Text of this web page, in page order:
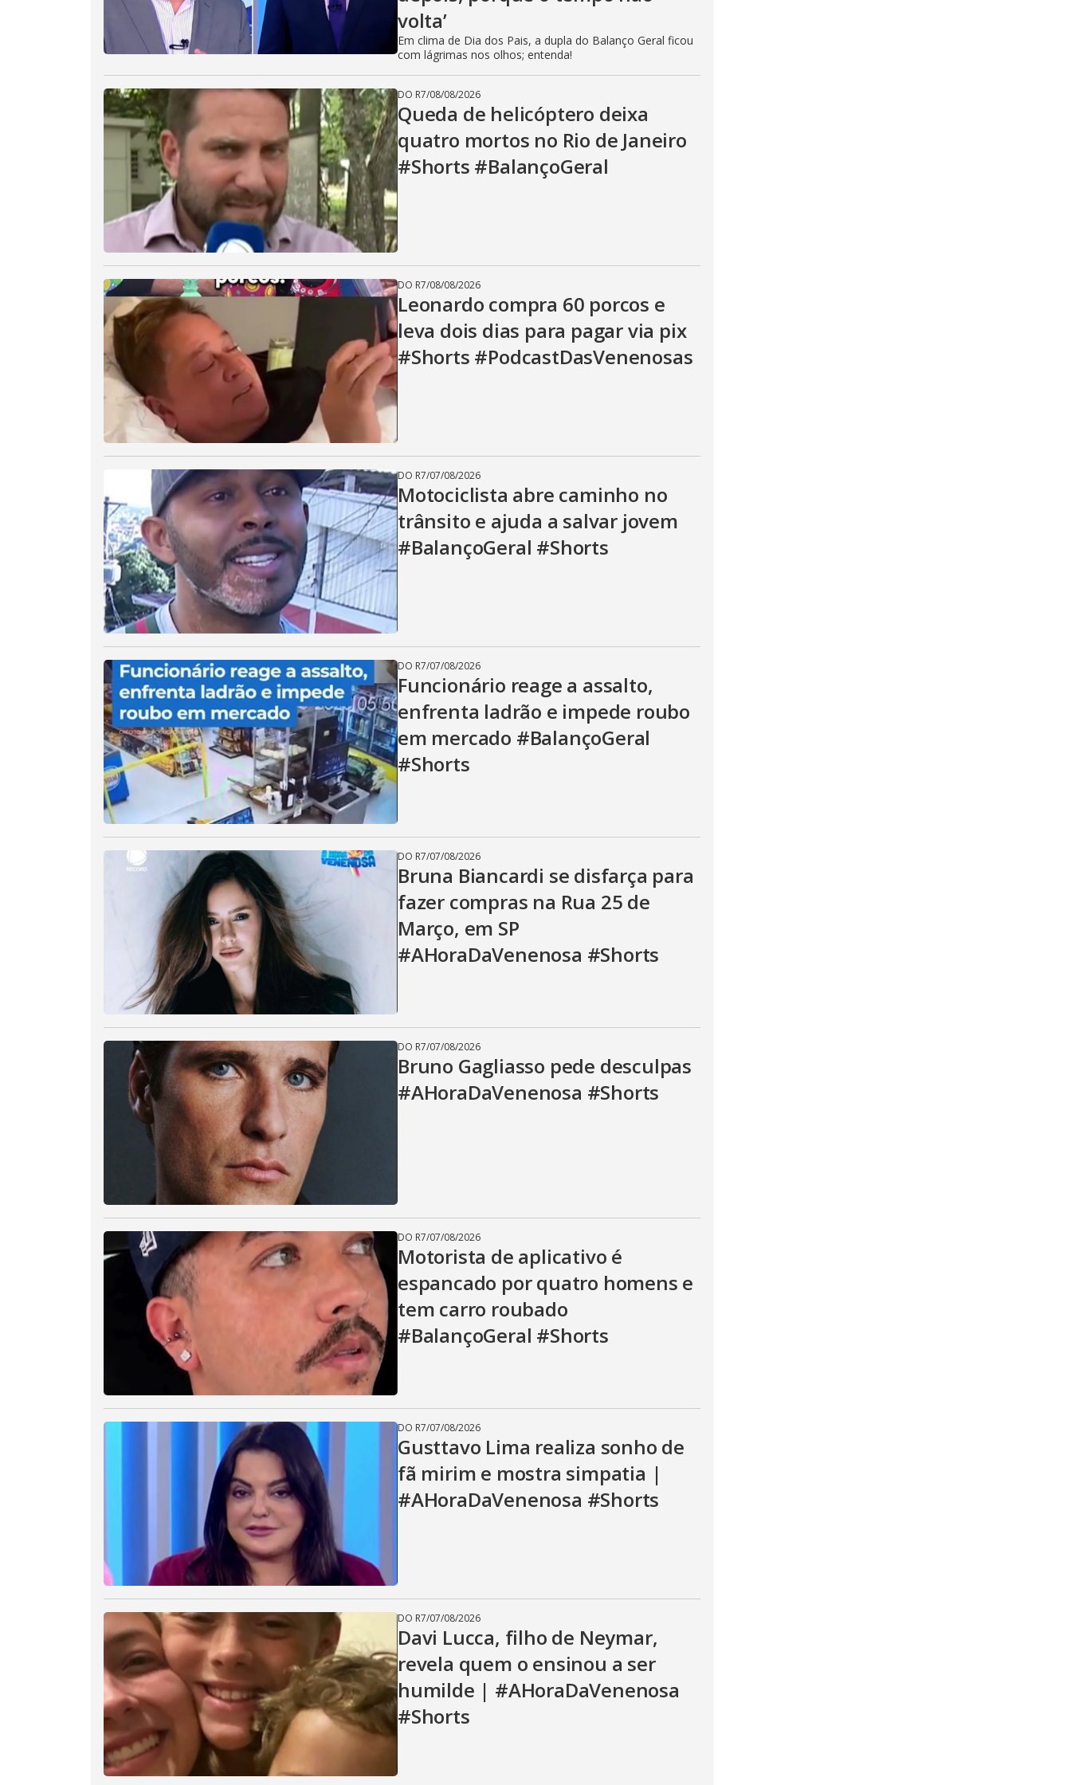
i
d
e
o
volta’
Em clima de Dia dos Pais, a dupla do Balanço Geral ficou
com lágrimas nos olhos; entenda!
DO R7/08/08/2026
Queda de helicóptero deixa
quatro mortos no Rio de Janeiro
#Shorts #BalançoGeral
DO R7/08/08/2026
Leonardo compra 60 porcos e
leva dois dias para pagar via pix
#Shorts #PodcastDasVenenosas
DO R7/07/08/2026
Motociclista abre caminho no
trânsito e ajuda a salvar jovem
#BalançoGeral #Shorts
DO R7/07/08/2026
Funcionário reage a assalto,
enfrenta ladrão e impede roubo
em mercado #BalançoGeral
#Shorts
DO R7/07/08/2026
Bruna Biancardi se disfarça para
fazer compras na Rua 25 de
Março, em SP
#AHoraDaVenenosa #Shorts
DO R7/07/08/2026
Bruno Gagliasso pede desculpas
#AHoraDaVenenosa #Shorts
DO R7/07/08/2026
Motorista de aplicativo é
espancado por quatro homens e
tem carro roubado
#BalançoGeral #Shorts
DO R7/07/08/2026
Gusttavo Lima realiza sonho de
fã mirim e mostra simpatia |
#AHoraDaVenenosa #Shorts
DO R7/07/08/2026
Davi Lucca, filho de Neymar,
revela quem o ensinou a ser
humilde | #AHoraDaVenenosa
#Shorts